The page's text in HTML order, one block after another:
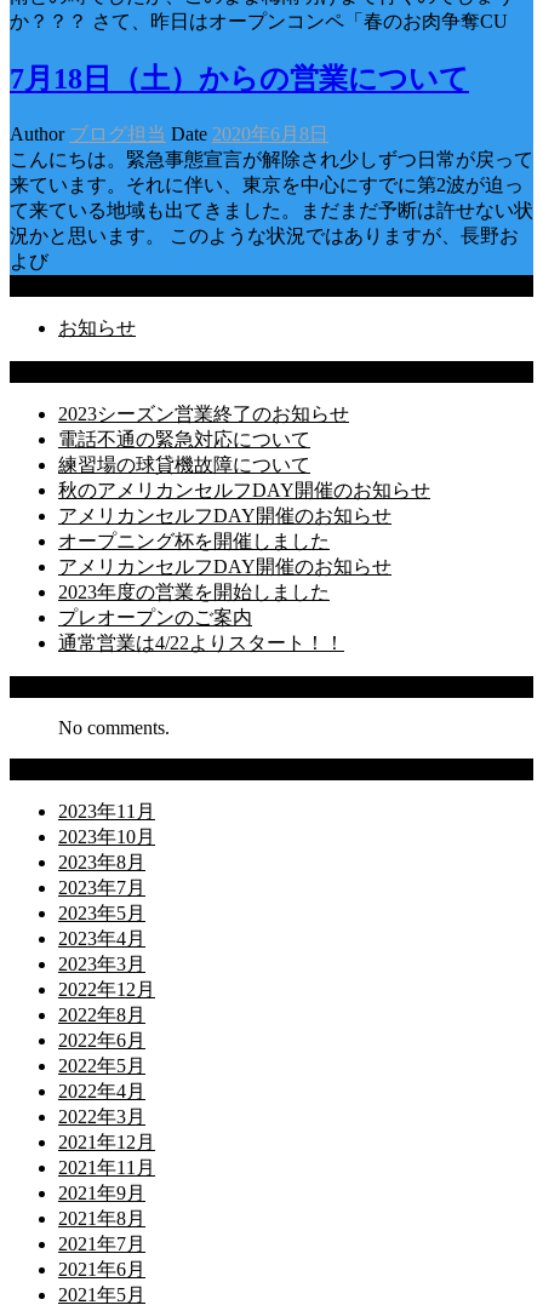
か？？？ さて、昨日はオープンコンペ「春のお肉争奪CU
7月18日（土）からの営業について
Author ブログ担当 Date 2020年6月8日
こんにちは。緊急事態宣言が解除され少しずつ日常が戻って
来ています。それに伴い、東京を中心にすでに第2波が迫っ
て来ている地域も出てきました。まだまだ予断は許せない状
況かと思います。 このような状況ではありますが、長野お
よび
お知らせ
2023シーズン営業終了のお知らせ
電話不通の緊急対応について
練習場の球貸機故障について
秋のアメリカンセルフDAY開催のお知らせ
アメリカンセルフDAY開催のお知らせ
オープニング杯を開催しました
アメリカンセルフDAY開催のお知らせ
2023年度の営業を開始しました
プレオープンのご案内
通常営業は4/22よりスタート！！
No comments.
2023年11月
2023年10月
2023年8月
2023年7月
2023年5月
2023年4月
2023年3月
2022年12月
2022年8月
2022年6月
2022年5月
2022年4月
2022年3月
2021年12月
2021年11月
2021年9月
2021年8月
2021年7月
2021年6月
2021年5月